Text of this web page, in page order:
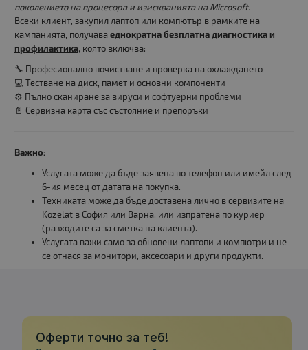
поколението на процесора и изискванията на Microsoft.
Всеки клиент, закупил лаптоп или компютър в рамките на
кампанията, получава еднократна безплатна диагностика и
профилактика, която включва:
🔧 Професионално почистване и проверка на охлаждането
💻 Тестване на диск, памет и основни компоненти
⚙️ Пълно сканиране за вируси и софтуерни проблеми
📄 Сервизна карта със състояние и препоръки
Важно:
Услугата може да бъде заявена по телефон или имейл след
6-ия месец от датата на покупка.
Техниката може да бъде доставена лично в сервизите на
Kozelat в София или Варна, или изпратена по куриер
(разходите са за сметка на клиента).
Услугата важи само за обновени лаптопи и компютри и не
се отнася за монитори, аксесоари и други продукти.
Оферти точно за теб!